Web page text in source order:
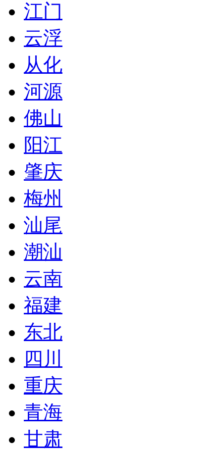
江门
云浮
从化
河源
佛山
阳江
肇庆
梅州
汕尾
潮汕
云南
福建
东北
四川
重庆
青海
甘肃